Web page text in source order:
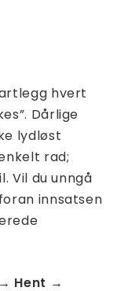
hvert
Dårlige
lydløst
rad;
Vil du unngå
innsatsen
Hent →